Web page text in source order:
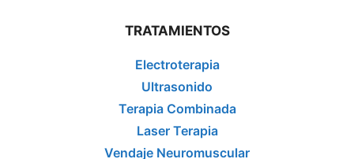
TRATAMIENTOS
Electroterapia
Ultrasonido
Terapia Combinada
Laser Terapia
Vendaje Neuromuscular